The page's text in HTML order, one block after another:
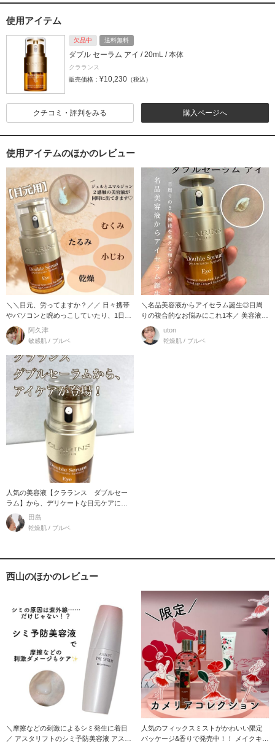
使用アイテム
欠品中 送料無料
ダブル セーラム アイ / 20mL / 本体
クラランス
販売価格： ¥10,230 （税込）
購入ページへ
クチコミ・評判をみる
使用アイテムのほかのレビュー
＼＼目元、労ってますか？／／ 日々携帯
やパソコンと睨めっこしていたり、1日2
万回ほど
阿久津
敏感肌 / ブルベ
＼名品美容液からアイセラム誕生◎目周
りの複合的なお悩みにこれ1本／ 美容液の
名品とも
uton
乾燥肌 / ブルベ
人気の美容液【クラランス ダブルセー
ラム】から、デリケートな目元ケアにア
イセラムが登場！！
田島
乾燥肌 / ブルベ
西山のほかのレビュー
＼摩擦などの刺激によるシミ発生に着目
／ アスタリフトのシミ予防美容液 アスタ
人気のフィックスミストがかわいい限定
パッケージ&香りで発売中！！ メイクキー